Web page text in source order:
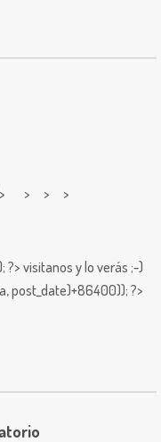
?> > > >
?>visitanos y lo verás ;-)
post_date)+86400)); ?>